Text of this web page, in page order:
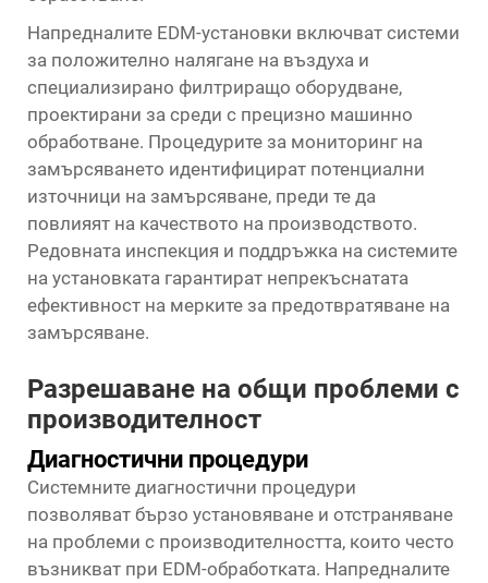
Напредналите EDM-установки включват системи
за положително налягане на въздуха и
специализирано филтриращо оборудване,
проектирани за среди с прецизно машинно
обработване. Процедурите за мониторинг на
замърсяването идентифицират потенциални
източници на замърсяване, преди те да
повлияят на качеството на производството.
Редовната инспекция и поддръжка на системите
на установката гарантират непрекъснатата
ефективност на мерките за предотвратяване на
замърсяване.
Разрешаване на общи проблеми с
производителност
Диагностични процедури
Системните диагностични процедури
позволяват бързо установяване и отстраняване
на проблеми с производителността, които често
възникват при EDM-обработката. Напредналите